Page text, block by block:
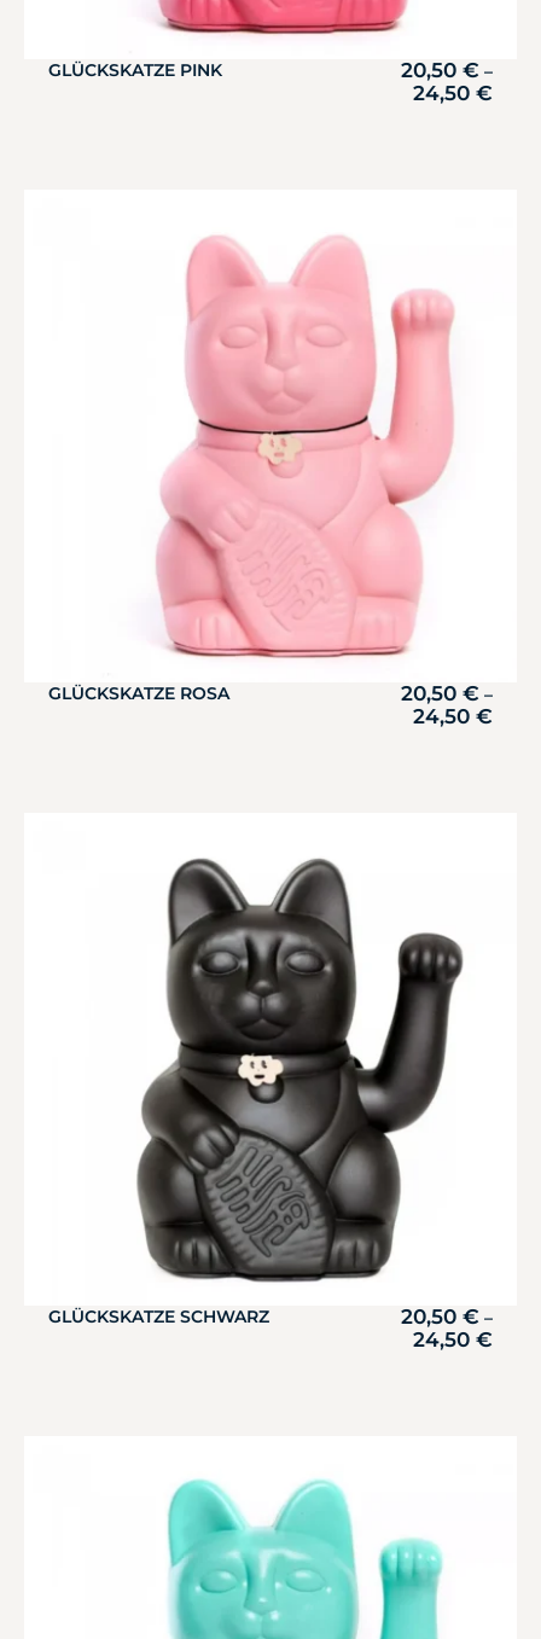
GLÜCKSKATZE PINK 20,50 € –
24,50 €
GLÜCKSKATZE ROSA 20,50 € –
24,50 €
GLÜCKSKATZE SCHWARZ 20,50 € –
24,50 €